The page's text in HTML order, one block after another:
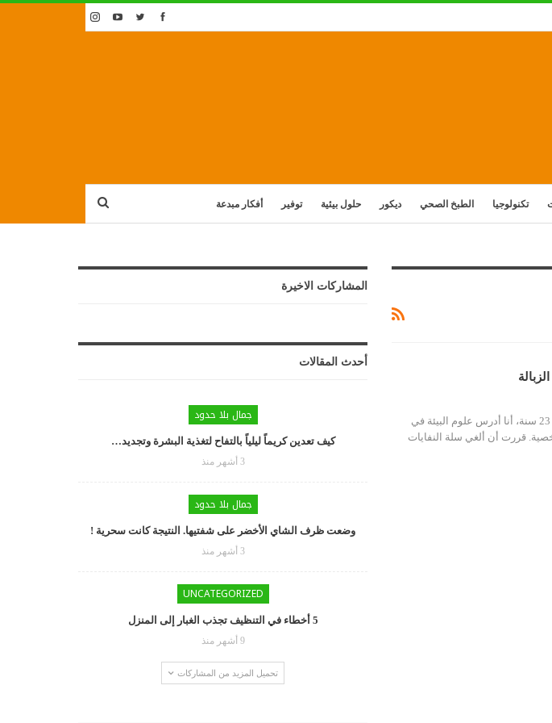
تكنولوجيا الطبخ الصحي ديكور حلول بيئية توفير أفكار مبدعة
منافع عدم رمي الزبالة: أقدم لكم نفسي ،اسمي لورين، عمري 23 سنة، أنا أدرس علوم البيئة في
قررت أن ألغي سلة النفايات
المشاركات الاخيرة
أحدث المقالات
جمال بلا حدود
كيف تعدين كريماً ليلياً بالتفاح لتغذية البشرة وتجديد…
3 أشهر منذ
جمال بلا حدود
وضعت ظرف الشاي الأخضر على شفتيها. النتيجة كانت سحرية !
3 أشهر منذ
UNCATEGORIZED
5 أخطاء في التنظيف تجذب الغبار إلى المنزل
9 أشهر منذ
تحميل المزيد من المشاركات